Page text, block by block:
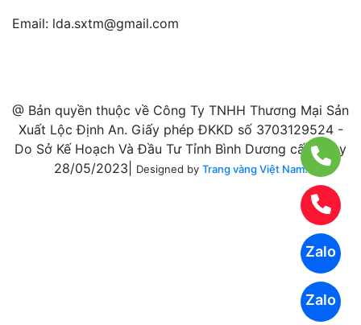
Zalo
Zalo
Email: lda.sxtm@gmail.com
@ Bản quyền thuộc về Công Ty TNHH Thương Mại Sản
Xuất Lộc Định An. Giấy phép ĐKKD số 3703129524 -
Do Sở Kế Hoạch Và Đầu Tư Tỉnh Bình Dương cấp ngày
28/05/2023|
Designed by Trang vàng Việt Nam.